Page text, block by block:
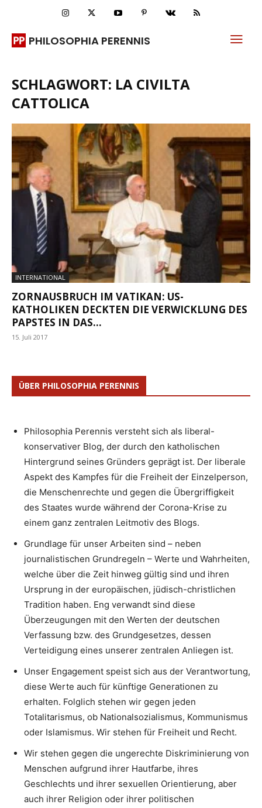
PHILOSOPHIA PERENNIS
SCHLAGWORT: LA CIVILTA
CATTOLICA
INTERNATIONAL
ZORNAUSBRUCH IM VATIKAN: US-
KATHOLIKEN DECKTEN DIE VERWICKLUNG DES
PAPSTES IN DAS...
15. Juli 2017
ÜBER PHILOSOPHIA PERENNIS
Philosophia Perennis versteht sich als liberal-
konservativer Blog, der durch den katholischen
Hintergrund seines Gründers geprägt ist. Der liberale
Aspekt des Kampfes für die Freiheit der Einzelperson,
die Menschenrechte und gegen die Übergriffigkeit
des Staates wurde während der Corona-Krise zu
einem ganz zentralen Leitmotiv des Blogs.
Grundlage für unser Arbeiten sind – neben
journalistischen Grundregeln – Werte und Wahrheiten,
welche über die Zeit hinweg gültig sind und ihren
Ursprung in der europäischen, jüdisch-christlichen
Tradition haben. Eng verwandt sind diese
Überzeugungen mit den Werten der deutschen
Verfassung bzw. des Grundgesetzes, dessen
Verteidigung eines unserer zentralen Anliegen ist.
Unser Engagement speist sich aus der Verantwortung,
diese Werte auch für künftige Generationen zu
erhalten. Folglich stehen wir gegen jeden
Totalitarismus, ob Nationalsozialismus, Kommunismus
oder Islamismus. Wir stehen für Freiheit und Recht.
Wir stehen gegen die ungerechte Diskriminierung von
Menschen aufgrund ihrer Hautfarbe, ihres
Geschlechts und ihrer sexuellen Orientierung, aber
auch ihrer Religion oder ihrer politischen